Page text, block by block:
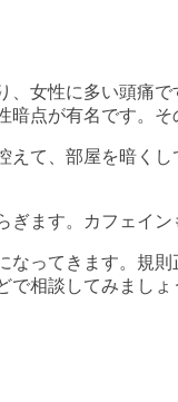
、女性に多い頭痛
点が有名です。
えて、部屋を暗く
ます。カフェイ
なってきます。規
相談してみましょ